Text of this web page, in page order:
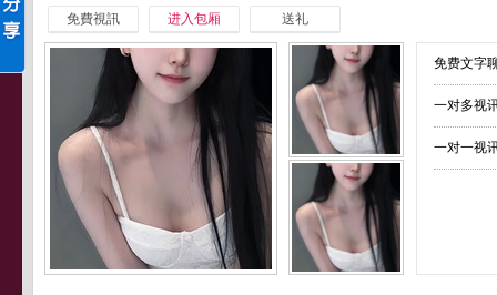
免費視訊 进入包厢 送礼
免费文字
一对多视
一对一视